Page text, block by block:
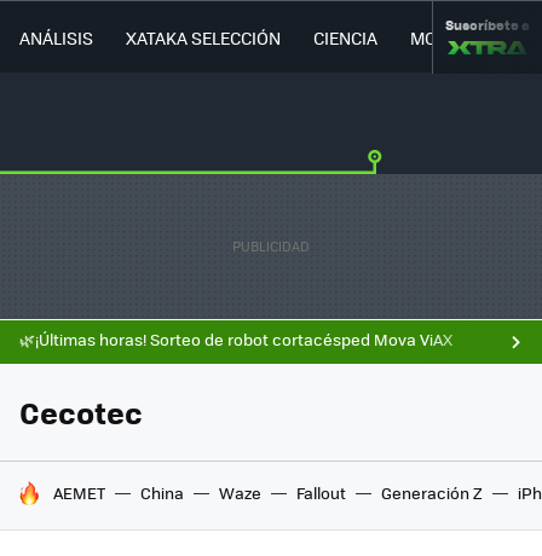
ANÁLISIS XATAKA SELECCIÓN CIENCIA MOVILIDAD
Suscríbete a
🌿¡Últimas horas! Sorteo de robot cortacésped Mova ViAX
Cecotec
HOY SE HABLA DE
AEMET China Waze Fallout Generación Z